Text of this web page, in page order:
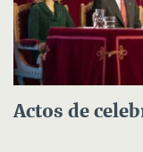
Actos de